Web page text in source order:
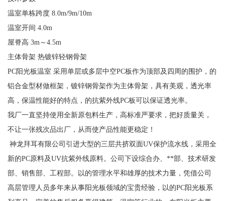
温室单栋跨度 8.0m/9m/10m
温室开间 4.0m
屋脊高 3m～4.5m
主体骨架 热镀锌轻钢骨架
PC阳光板温室 采用单层或多层中空PC板作为顶部及四周的围护，的
铝合金型材做框架，镀锌钢骨架作为主体骨架，具有美观，透光率
高，保温性能好的特点，的抗紫外线PC板可以保证透光率。
我厂一直坚持使用全新原包料生产，高标准严要求，把好质量关，
不让一张残次品出厂，从而使产品性能更稳定！
神龙拜耳有限公司引进大型的三层共挤双面UV保护流水线，采用全
新的PC原料及UV抗紫外线原料。公司下设综合办、**部、技术研发
部、销售部、工程部。以的管理水平和雄厚的技术力量，凭借公司
高层管理人员多年来从事阳光板领域的宝贵经验，以的PC阳光板系